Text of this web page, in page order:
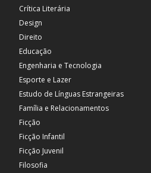
Crítica Literária
Design
Direito
Educação
Engenharia e Tecnologia
Esporte e Lazer
Estudo de Línguas Estrangeiras
Família e Relacionamentos
Ficção
Ficção Infantil
Ficção Juvenil
Filosofia